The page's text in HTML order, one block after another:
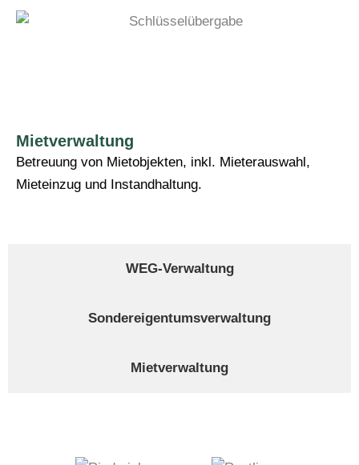
Mietverwaltung
Betreuung von Mietobjekten, inkl. Mieterauswahl,
Mieteinzug und Instandhaltung.
WEG-Verwaltung
Sondereigentumsverwaltung
Mietverwaltung